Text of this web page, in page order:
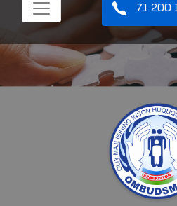
71 200